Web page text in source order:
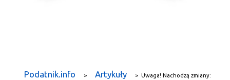
Podatnik.info > Artykuły > Uwaga! Nachodzą zmiany: